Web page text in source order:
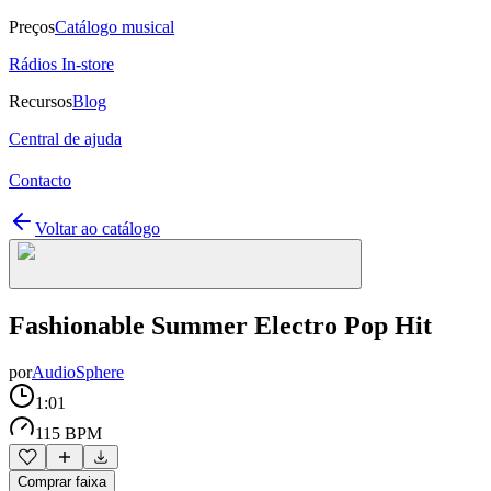
PreçosCatálogo musical
Rádios In-store
RecursosBlog
Central de ajuda
Contacto
Voltar ao catálogo
Fashionable Summer Electro Pop Hit
porAudioSphere
1:01
115 BPM
Comprar faixa